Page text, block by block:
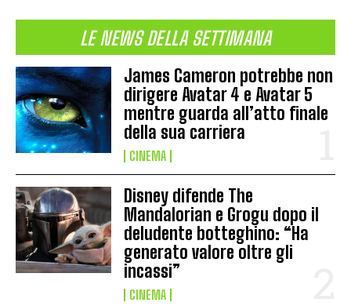
LE NEWS DELLA SETTIMANA
James Cameron potrebbe non
dirigere Avatar 4 e Avatar 5
mentre guarda all’atto finale
della sua carriera
CINEMA
Disney difende The
Mandalorian e Grogu dopo il
deludente botteghino: “Ha
generato valore oltre gli
incassi”
CINEMA